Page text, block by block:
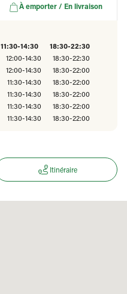
À emporter / En livraison
11:30-14:30
18:30-22:30
12:00-14:30
18:30-22:30
12:00-14:30
18:30-22:00
11:30-14:30
18:30-22:00
11:30-14:30
18:30-22:00
11:30-14:30
18:30-22:00
11:30-14:30 18:30-22:00
Itinéraire